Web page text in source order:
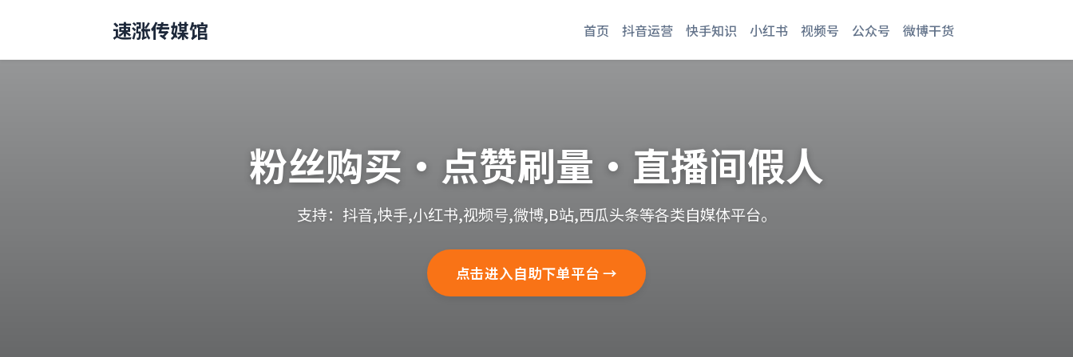
速涨传媒馆 首页 抖音运营 快手知识 小红书 视频号 公众号 微博干货
粉丝购买·点赞刷量·直播间假人
支持：抖音,快手,小红书,视频号,微博,B站,西瓜头条等各类自媒体平台。
点击进入自助下单平台 →